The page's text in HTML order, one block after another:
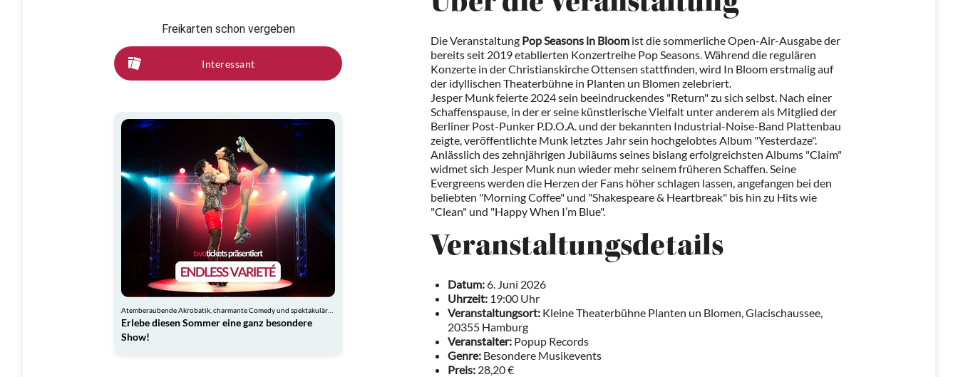
Freikarten schon vergeben
Interessant
Erlebe diesen Sommer eine ganz besondere
Show!
Die Veranstaltung Pop Seasons in Bloom ist die sommerliche Open-Air-Ausgabe der
bereits seit 2019 etablierten Konzertreihe Pop Seasons. Während die regulären
Konzerte in der Christianskirche Ottensen stattfinden, wird In Bloom erstmalig auf
der idyllischen Theaterbühne in Planten un Blomen zelebriert.
Jesper Munk feierte 2024 sein beeindruckendes "Return" zu sich selbst. Nach einer
Schaffenspause, in der er seine künstlerische Vielfalt unter anderem als Mitglied der
Berliner Post-Punker P.D.O.A. und der bekannten Industrial-Noise-Band Plattenbau
zeigte, veröffentlichte Munk letztes Jahr sein hochgelobtes Album "Yesterdaze".
Anlässlich des zehnjährigen Jubiläums seines bislang erfolgreichsten Albums "Claim"
widmet sich Jesper Munk nun wieder mehr seinem früheren Schaffen. Seine
Evergreens werden die Herzen der Fans höher schlagen lassen, angefangen bei den
beliebten "Morning Coffee" und "Shakespeare & Heartbreak" bis hin zu Hits wie
"Clean" und "Happy When I’m Blue".
Veranstaltungsdetails
Datum:6. Juni 2026
Uhrzeit: 19:00 Uhr
Veranstaltungsort: Kleine Theaterbühne Planten un Blomen, Glacischaussee,
20355 Hamburg
Veranstalter: Popup Records
Genre: Besondere Musikevents
Preis: 28,20 €